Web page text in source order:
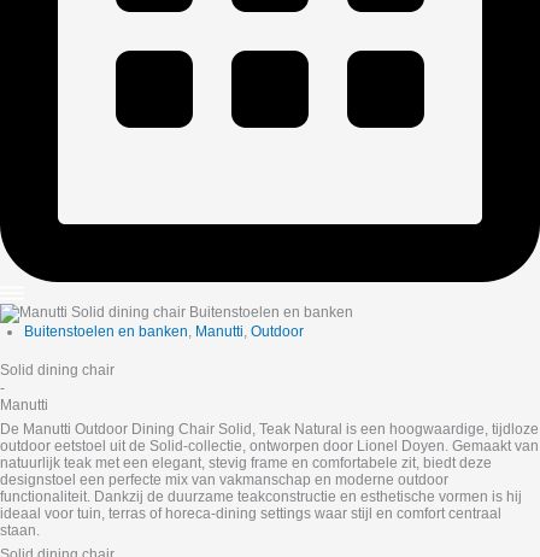
Buitenstoelen en banken, Manutti, Outdoor
Solid dining chair
-
Manutti
De Manutti Outdoor Dining Chair Solid, Teak Natural is een hoogwaardige, tijdloze
outdoor eetstoel uit de Solid-collectie, ontworpen door Lionel Doyen. Gemaakt van
natuurlijk teak met een elegant, stevig frame en comfortabele zit, biedt deze
designstoel een perfecte mix van vakmanschap en moderne outdoor
functionaliteit. Dankzij de duurzame teakconstructie en esthetische vormen is hij
ideaal voor tuin, terras of horeca-dining settings waar stijl en comfort centraal
staan.